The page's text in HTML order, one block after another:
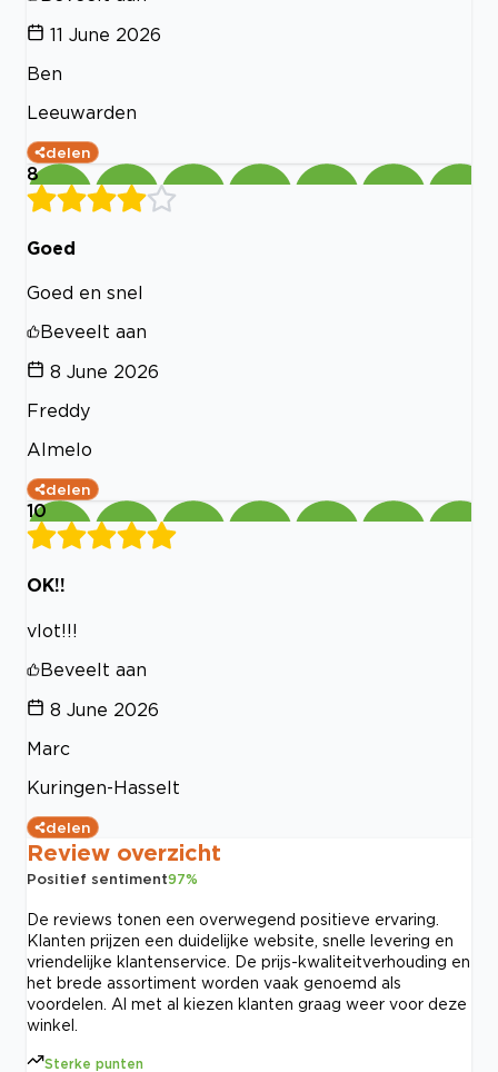
11 June 2026
Ben
Leeuwarden
delen
8
Goed
Goed en snel
Beveelt aan
8 June 2026
Freddy
Almelo
delen
10
OK!!
vlot!!!
Beveelt aan
8 June 2026
Marc
Kuringen-Hasselt
delen
Review overzicht
Positief sentiment97%
De reviews tonen een overwegend positieve ervaring.
Klanten prijzen een duidelijke website, snelle levering en
vriendelijke klantenservice. De prijs-kwaliteitverhouding en
het brede assortiment worden vaak genoemd als
voordelen. Al met al kiezen klanten graag weer voor deze
winkel.
Sterke punten